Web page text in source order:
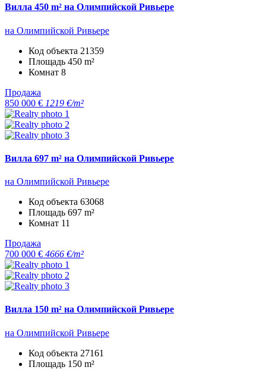
Вилла 450 m² на Олимпийской Ривьере
на Олимпийской Ривьере
Код объекта 21359
Площадь 450 m²
Комнат 8
Продажа
850 000 € 1219 €/m²
Вилла 697 m² на Олимпийской Ривьере
на Олимпийской Ривьере
Код объекта 63068
Площадь 697 m²
Комнат 11
Продажа
700 000 € 4666 €/m²
Вилла 150 m² на Олимпийской Ривьере
на Олимпийской Ривьере
Код объекта 27161
Площадь 150 m²